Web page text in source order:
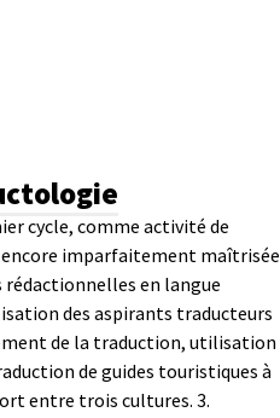
cycle, comme activité de
imparfaitement maîtrisée
en langue
des aspirants traducteurs
de la traduction, utilisation
de guides touristiques à
entre trois cultures. 3.